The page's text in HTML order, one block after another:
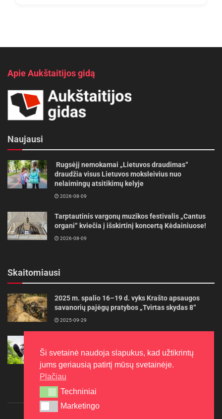
Apie Aukštaitijos gidą
Naujausi
Rugsėjį nemokamai „Lietuvos draudimas“
draudžia visus Lietuvos moksleivius nuo
nelaimingų atsitikimų kelyje
2026-08-09
Tarptautinis vargonų muzikos festivalis „Cantus
organi“ kviečia į išskirtinį koncertą Kėdainiuose!
2026-08-09
Skaitomiausi
2025 m. spalio 16–19 d. vyks Krašto apsaugos
savanorių pajėgų pratybos „Tvirtas skydas 8“
2025-09-29
ilgiau
2022-06-27
Ši svetainė naudoja slapukus, kad užtikrintų
jums geriausią patirtį mūsų svetainėje.
Plačiau
Techniniai
Techniniai
Marketingo
Marketingo